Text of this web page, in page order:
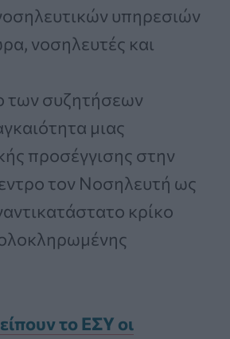
υπηρεσιών
νοσηλευτές και
των συζητήσεων
μιας
προσέγγισης στην
τον Νοσηλευτή ως
κρίκο
το ΕΣΥ οι